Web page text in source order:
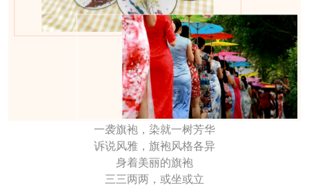
一袭旗袍，染就一树芳华
诉说风雅，旗袍风格各异
身着美丽的旗袍
三三两两，或坐或立